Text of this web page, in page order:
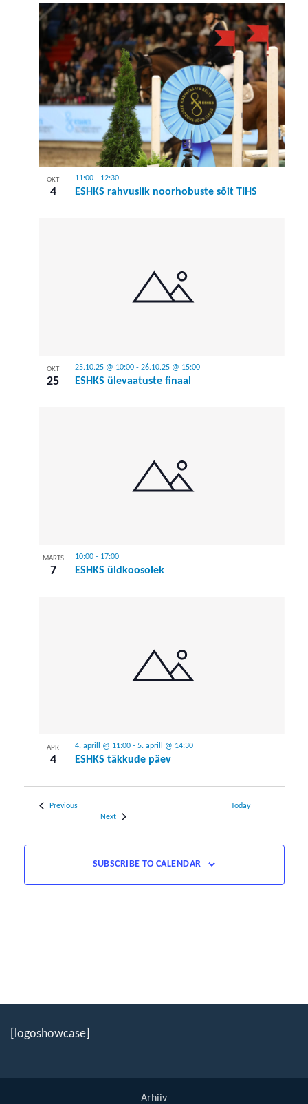
OKT
4 ESHKS rahvuslik noorhobuste sõit TIHS
11:00- 12:30
OKT
25 ESHKS ülevaatuste finaal
25.10.25 @ 10:00 -26.10.25 @ 15:00
MÄRTS
7 ESHKS üldkoosolek
10:00- 17:00
APR
4 ESHKS täkkude päev
4. aprill @ 11:00 -5. aprill @ 14:30
PreviousEvents
Today
NextEvents
SUBSCRIBE TO CALENDAR
[logoshowcase]
Arhiiv